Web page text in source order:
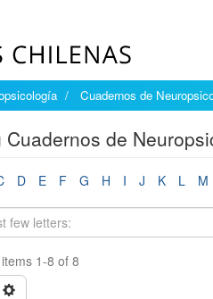
Cuadernos de
Cuadernos de
D E F G H I J K L M
1-8 of 8